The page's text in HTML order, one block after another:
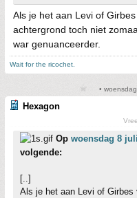
Als je het aan Levi of
achtergrond toch niet
war genuanceerder.
Wait for the ricochet.
•
Hexagon
Op woensdag 8
volgende:
[..]
Als je het aan Levi of